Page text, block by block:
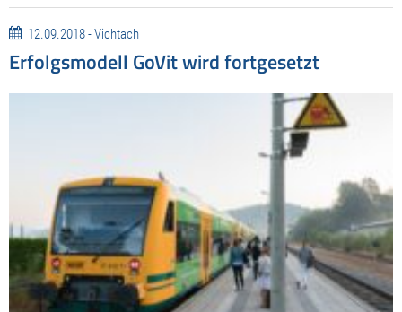
12.09.2018 - Vichtach
Erfolgsmodell GoVit wird fortgesetzt